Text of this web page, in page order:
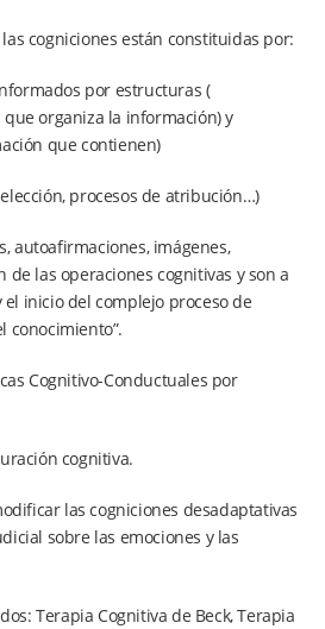
cogniciones están constituidas por:
por estructuras (
organiza la información) y
que contienen)
procesos de atribución…)
autoafirmaciones, imágenes,
de las operaciones cognitivas y son a
inicio del complejo proceso de
conocimiento”.
Cognitivo-Conductuales por
cognitiva.
las cogniciones desadaptativas
sobre las emociones y las
Terapia Cognitiva de Beck, Terapia